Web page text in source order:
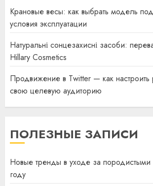
Крановые весы: как выбрать модель
условия эксплуатации
Натуральні сонцезахисні засоби:
Hillary Cosmetics
Продвижение в Twitter — как настроить
свою целевую аудиторию
ПОЛЕЗНЫЕ ЗАПИСИ
Новые тренды в уходе за
году